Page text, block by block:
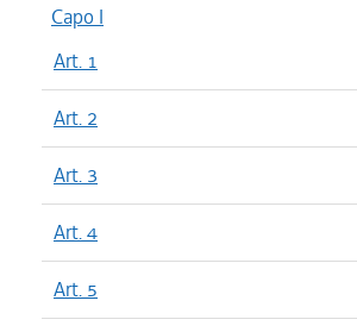
Capo I
Art. 1
Art. 2
Art. 3
Art. 4
Art. 5